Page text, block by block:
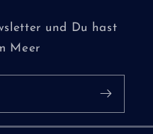
und Du hast
Meer